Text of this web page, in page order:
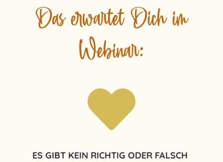
Das erwartet Dich im
Webinar:

ES GIBT KEIN RICHTIGODER FALSCH